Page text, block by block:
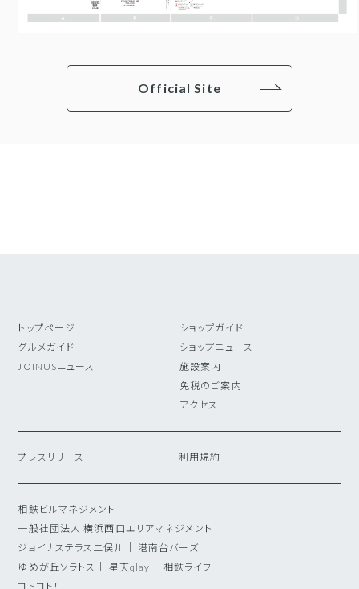
Official Site
相鉄ビルマネジメント
一般社団法人 横浜西口エリアマネジメント
ジョイナステラス二俣川
港南台バーズ
ゆめが丘ソラトス
星天qlay
相鉄ライフ
コトコト！
トップページ
グルメガイド
JOINUSニュース
ショップガイド
ショップニュース
施設案内
免税のご案内
アクセス
プレスリリース 利用規約